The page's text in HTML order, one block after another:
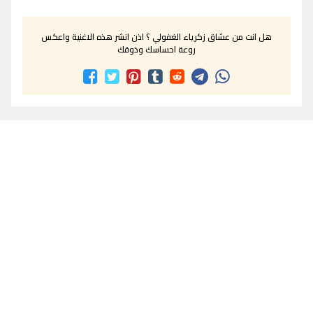
هل انت من عشاق زكرياء الغفولي ؟ اذن انشر هذه الاغنية واعكس
روعة احساسك وذوقك